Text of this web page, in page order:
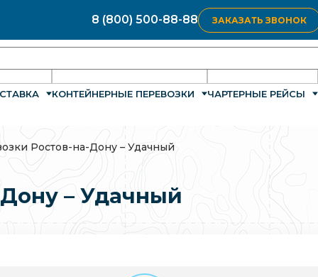
8 (800) 500-88-88 ЗАКАЗАТЬ ЗВОНОК
КОНТЕЙНЕРНЫЕ ПЕРЕВОЗКИ ЧАРТЕРНЫЕ РЕЙСЫ
Ростов-на-Дону – Удачный
– Удачный